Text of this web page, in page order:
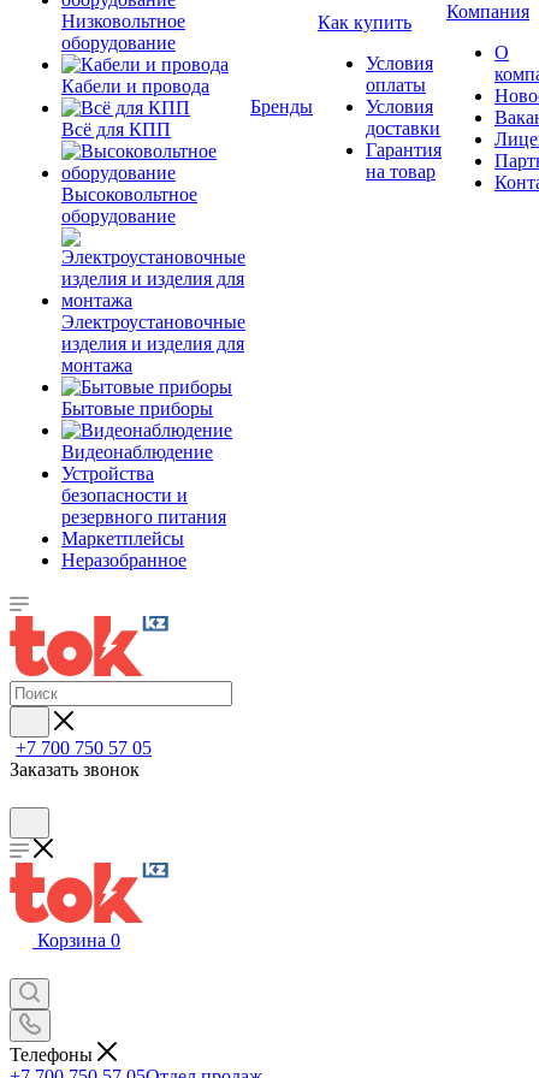
Низковольтное
оборудование
Кабели и провода
Всё для КПП
Высоковольтное
оборудование
Электроустановочные
изделия и изделия для
монтажа
Бытовые приборы
Видеонаблюдение
Устройства
безопасности и
резервного питания
Маркетплейсы
Неразобранное
Бренды
Как купить
Условия
оплаты
Условия
доставки
Гарантия
на товар
Компания
О
+7 700 750 57 05
Заказать звонок
Корзина 0
Телефоны